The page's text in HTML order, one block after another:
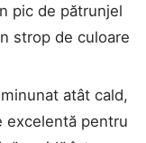
pic de pătrunjel
strop de culoare
atât cald,
excelentă pentru